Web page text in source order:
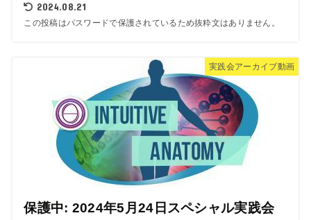
2024.08.21
この投稿はパスワードで保護されているため抜粋文はありません。
実践会アーカイブ動画
保護中: 2024年5月24日スペシャル実践会